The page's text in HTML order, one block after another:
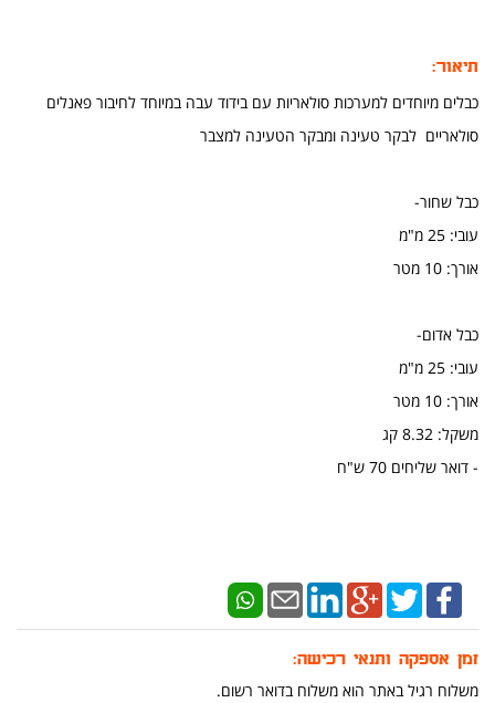
תיאור:
כבלים מיוחדים למערכות סולאריות עם בידוד עבה במיוחד לחיבור פאנלים
סולאריים לבקר טעינה ומבקר הטעינה למצבר
כבל שחור-
עובי: 25 מ"מ
אורך: 10 מטר
כבל אדום-
עובי: 25 מ"מ
אורך: 10 מטר
משקל: 8.32 קג
- דואר שליחים 70 ש"ח
זמן אספקה ותנאי רכישה:
משלוח רגיל באתר הוא משלוח בדואר רשום.